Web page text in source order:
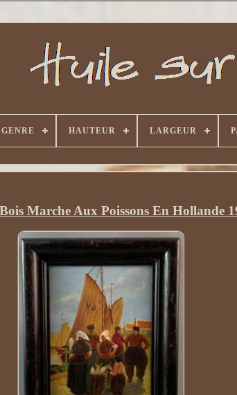
GENRE HAUTEUR LARGEUR
Marche Aux Poissons En Hollande